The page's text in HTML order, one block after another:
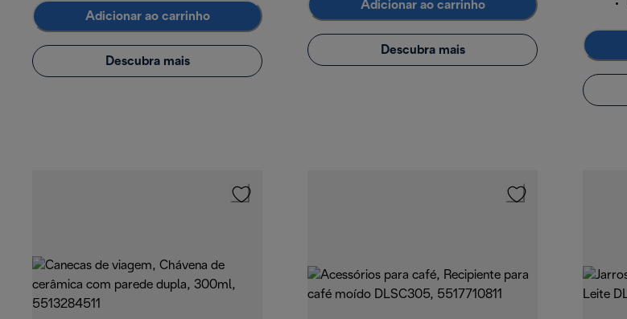
Adicionar ao carrinho
Descubra mais
Adicionar ao carrinho
Descubra mais